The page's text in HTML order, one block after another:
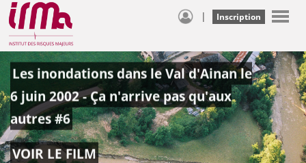
| Inscription
Les inondations dans le Val d'Ainan le
6 juin 2002 - Ça n'arrive pas qu'aux
autres #6
VOIR LE FILM